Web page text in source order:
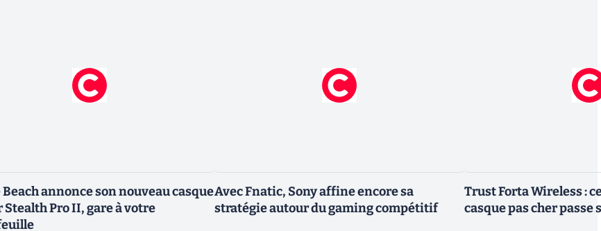
annonce son nouveau casque
Stealth Pro II, gare à votre
Avec Fnatic, Sony affine encore sa
stratégie autour du gaming compétitif
Trust Forta Wireless :
casque pas cher passe